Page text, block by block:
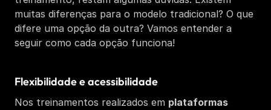
muitas diferenças para o modelo tradicional? O que
difere uma opção da outra? Vamos entender a
seguir como cada opção funciona!
Flexibilidade e acessibilidade
Nos treinamentos realizados em plataformas